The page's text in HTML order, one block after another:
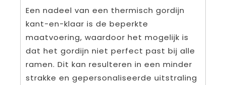
Een nadeel van een thermisch gordijn
kant-en-klaar is de beperkte
maatvoering, waardoor het mogelijk is
dat het gordijn niet perfect past bij alle
ramen. Dit kan resulteren in een minder
strakke en gepersonaliseerde uitstraling